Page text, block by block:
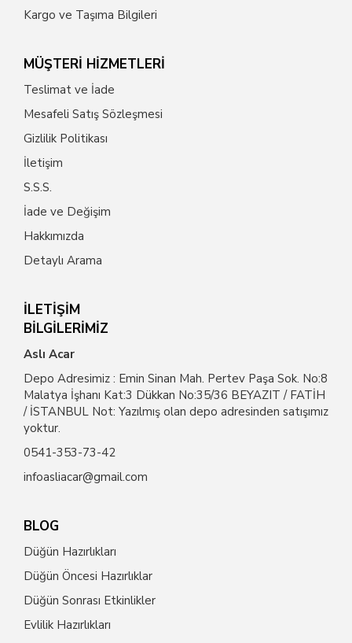
Kargo ve Taşıma Bilgileri
MÜŞTERİ HİZMETLERİ
Teslimat ve İade
Mesafeli Satış Sözleşmesi
Gizlilik Politikası
İletişim
S.S.S.
İade ve Değişim
Hakkımızda
Detaylı Arama
İLETİŞİM
BİLGİLERİMİZ
Aslı Acar
Depo Adresimiz : Emin Sinan Mah. Pertev Paşa Sok. No:8
Malatya İşhanı Kat:3 Dükkan No:35/36 BEYAZIT / FATİH
/ İSTANBUL Not: Yazılmış olan depo adresinden satışımız
yoktur.
0541-353-73-42
infoasliacar@gmail.com
BLOG
Düğün Hazırlıkları
Düğün Öncesi Hazırlıklar
Düğün Sonrası Etkinlikler
Evlilik Hazırlıkları